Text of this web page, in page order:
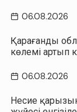
06.08.2026
Қарағанды
көлемі артып
06.08.2026
Несие